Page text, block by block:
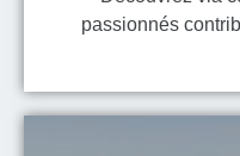
passionnés